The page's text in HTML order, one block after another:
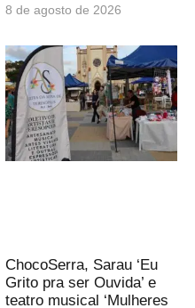
8 de agosto de 2026
ChocoSerra, Sarau ‘Eu
Grito pra ser Ouvida’ e
teatro musical ‘Mulheres